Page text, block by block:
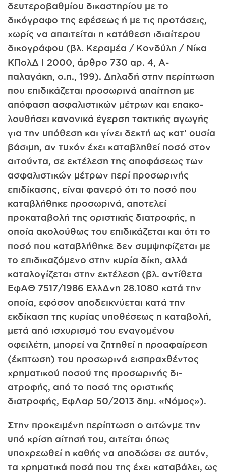
δευτεροβαθμίου δικαστηρίου με το
δικόγραφο της εφέσεως ή με τις προτάσεις,
χωρίς να απαιτείται η κατάθεση ιδιαίτερου
δικογράφου (βλ. Κεραμέα / Κονδύλη / Νίκα
ΚΠολΔ I 2000, άρθρο 730 αρ. 4, Α-
παλαγάκη, ο.π., 199). Δηλαδή στην περίπτωση
που επιδικάζεται προσωρινά απαίτηση με
απόφαση ασφαλιστικών μέτρων και επακο­
λουθήσει κανονικά έγερση τακτικής αγωγής
για την υπόθεση και γίνει δεκτή ως κατ’ ουσία
βάσιμη, αν τυχόν έχει καταβληθεί ποσό στον
αιτούντα, σε εκτέλεση της αποφάσεως των
ασφαλιστικών μέτρων περί προσωρινής
επιδίκασης, είναι φανερό ότι το ποσό που
καταβ­λήθηκε προσωρινά, αποτελεί
προκαταβολή της οριστικής διατροφής, η
οποία ακολούθως του επιδικάζεται και ότι το
ποσό που καταβλή­θηκε δεν συμψηφίζεται με
το επιδικαζόμενο στην κυρία δίκη, αλλά
καταλογίζεται στην εκτέλεση (βλ. αντίθετα
ΕφΑΘ 7517/1986 ΕλλΔνη 28.1080 κατά την
οποία, εφόσον αποδεικνύεται κατά την
εκδίκαση της κυρίας υποθέσεως η καταβολή,
μετά από ισχυρισμό του εναγομένου
οφειλέτη, μπορεί να ζητηθεί η προαφαίρεση
(έκπτωση) του προσωρινά εισπραχθέντος
χρηματικού ποσού της προσωρινής δι­
ατροφής, από το ποσό της οριστικής
διατροφής, ΕφΛαρ 50/2013 δημ. «Νόμος»).
Στην προκειμένη περίπτωση ο αιτώνμε την
υπό κρίση αίτησή του, αιτείται όπως
υποχρεωθεί η καθής να αποδώσει σε αυτόν,
τα χρηματικά ποσά που της έχει καταβάλει, ως